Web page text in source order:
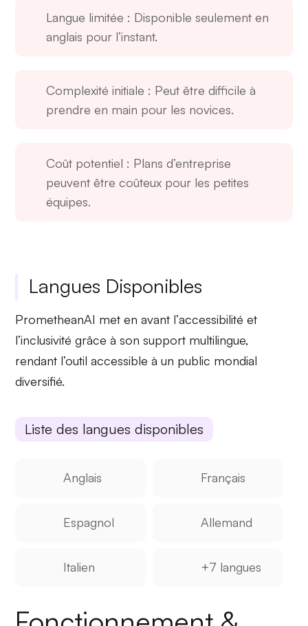
Langue limitée : Disponible seulement en
anglais pour l’instant.
Complexité initiale : Peut être difficile à
prendre en main pour les novices.
Coût potentiel : Plans d’entreprise
peuvent être coûteux pour les petites
équipes.
Langues Disponibles
PrometheanAI met en avant l’accessibilité et
l’inclusivité grâce à son support multilingue,
rendant l’outil accessible à un public mondial
diversifié.
Liste des langues disponibles
Anglais Français
Espagnol Allemand
Italien +7 langues